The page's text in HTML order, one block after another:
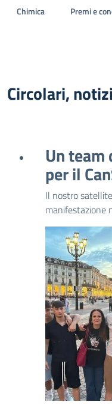
Chimica Premi e
Circolari,
Un team
per il
Il nostro
manifestazione